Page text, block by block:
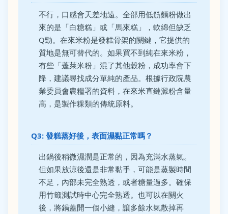
不行，口感會天差地遠。全部用低筋麵粉做出
來的是「白糖糕」或「馬來糕」，軟綿但缺乏
Q勁。在來米粉是發糕骨架的關鍵，它提供的
質地是無可替代的。如果買不到純在來米粉，
有些「蓬萊米粉」混了其他穀粉，成功率會下
降，建議尋找成分單純的產品。根據行政院農
業委員會農糧署的資料，在來米直鏈澱粉含量
高，是製作粿類的傳統原料。
Q3: 發糕蒸好後，表面濕黏正常嗎？
出鍋後稍微濕潤是正常的，因為充滿水蒸氣。
但如果放涼後還是非常黏手，可能是蒸製時間
不足，內部未完全熟透，或者糖量過多。確保
用竹籤測試時中心完全熟透。也可以在關火
後，將鍋蓋開一個小縫，讓多餘水氣散掉再